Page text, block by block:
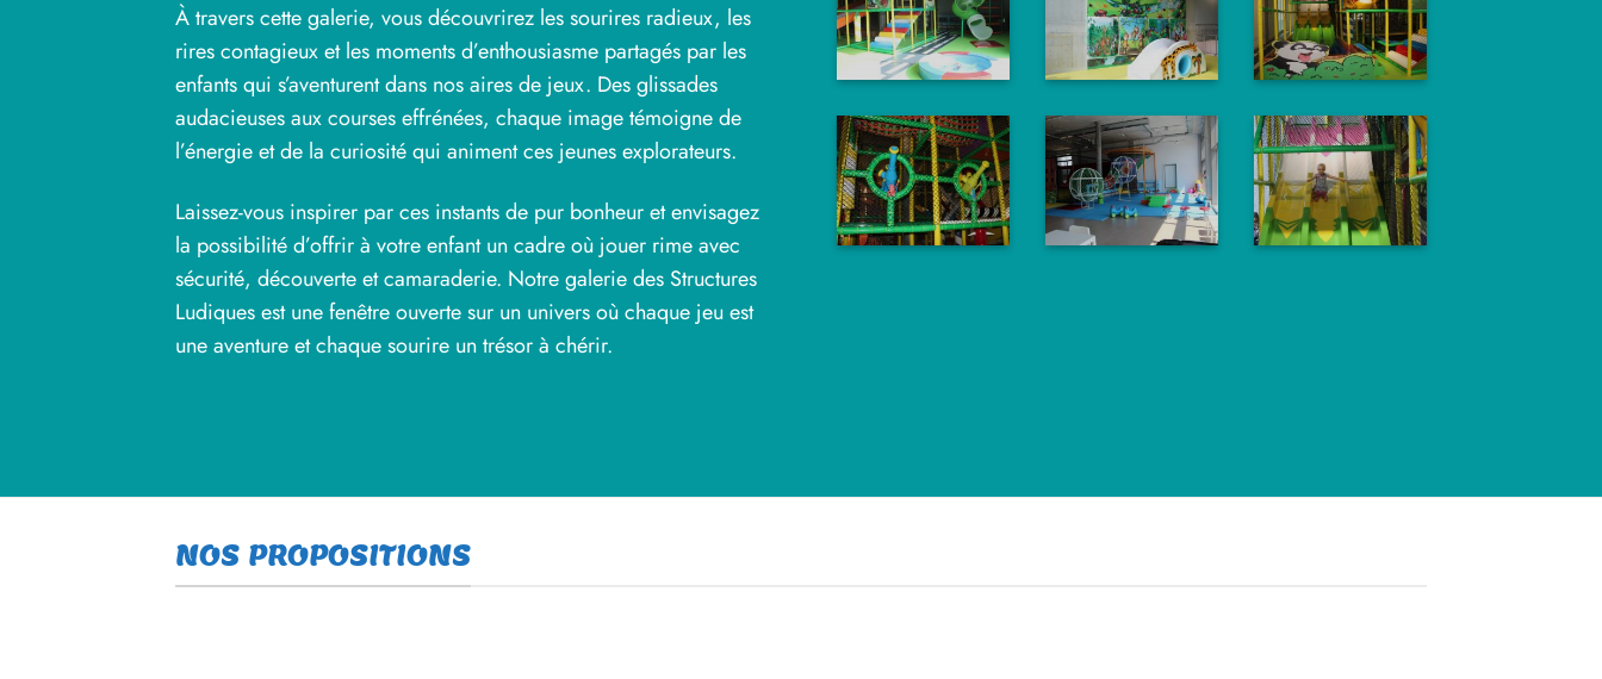
À travers cette galerie, vous découvrirez les sourires radieux, les
rires contagieux et les moments d’enthousiasme partagés par les
enfants qui s’aventurent dans nos aires de jeux. Des glissades
audacieuses aux courses effrénées, chaque image témoigne de
l’énergie et de la curiosité qui animent ces jeunes explorateurs.
Laissez-vous inspirer par ces instants de pur bonheur et envisagez
la possibilité d’offrir à votre enfant un cadre où jouer rime avec
sécurité, découverte et camaraderie. Notre galerie des Structures
Ludiques est une fenêtre ouverte sur un univers où chaque jeu est
une aventure et chaque sourire un trésor à chérir.
NOS PROPOSITIONS